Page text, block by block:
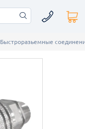
Быстроразьемные